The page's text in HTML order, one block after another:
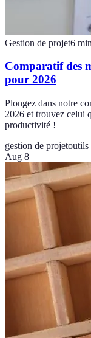
Gestion de projet6 min
Comparatif des
pour 2026
Plongez dans notre
2026 et trouvez celui
productivité !
gestion de projetoutils
Aug 8